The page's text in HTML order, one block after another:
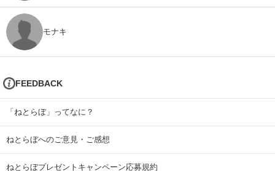
モナキ
FEEDBACK
「ねとらぼ」ってなに？
ねとらぼへのご意見・ご感想
ねとらぼプレゼントキャンペーン応募規約